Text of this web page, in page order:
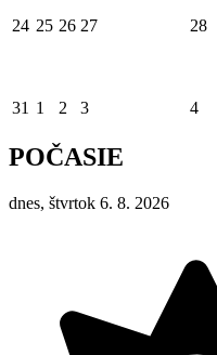
24 25 26 27 28
31 1 2 3 4
POČASIE
dnes, štvrtok 6. 8. 2026